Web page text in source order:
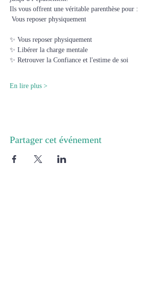
Ils vous offrent une véritable parenthèse pour :
Vous reposer physiquement
✨ Vous reposer physiquement
✨ Libérer la charge mentale
✨ ​Retrouver la Confiance et l'estime de soi
En lire plus >
Partager cet événement